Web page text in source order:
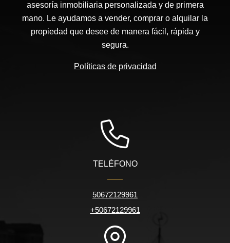
asesoría inmobiliaria personalizada y de primera
mano. Le ayudamos a vender, comprar o alquilar la
propiedad que desee de manera fácil, rápida y
segura.
Políticas de privacidad
TELÉFONO
50672129961
+50672129961